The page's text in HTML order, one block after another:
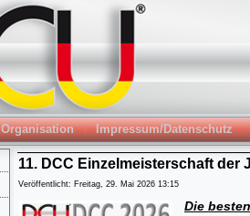
Organisation Impressum/Datenschutz
11. DCC Einzelmeisterschaft der
Veröffentlicht: Freitag, 29. Mai 2026 13:15
Die